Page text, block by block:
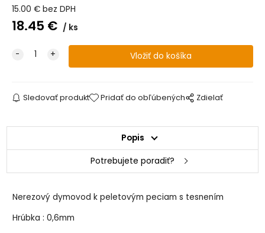
15.00 € bez DPH
18.45 € ks
Sledovať produkt Pridať do obľúbených Zdielať
Popis
Potrebujete poradiť?
Nerezový dymovod k peletovým peciam s tesnením
Hrúbka : 0,6mm